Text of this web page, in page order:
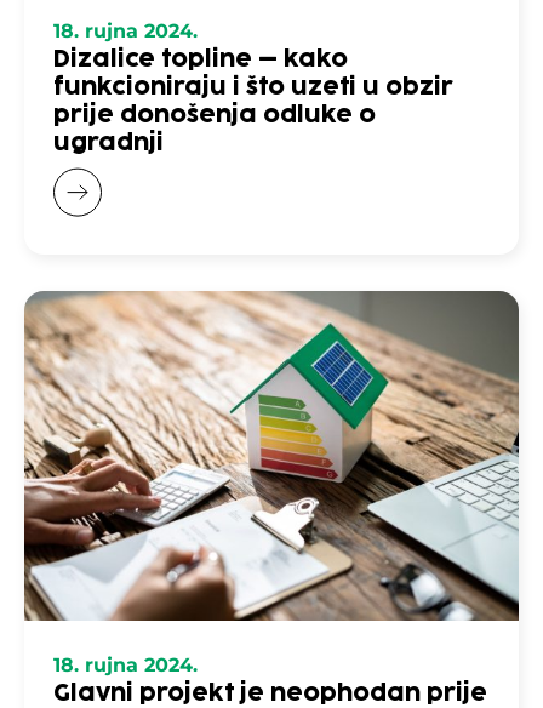
18. rujna 2024.
Dizalice topline – kako
funkcioniraju i što uzeti u obzir
prije donošenja odluke o
ugradnji
18. rujna 2024.
Glavni projekt je neophodan prije